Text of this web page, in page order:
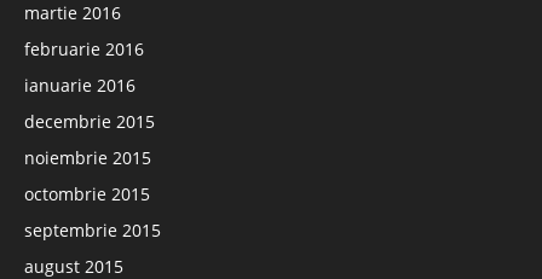
martie 2016
februarie 2016
ianuarie 2016
decembrie 2015
noiembrie 2015
octombrie 2015
septembrie 2015
august 2015